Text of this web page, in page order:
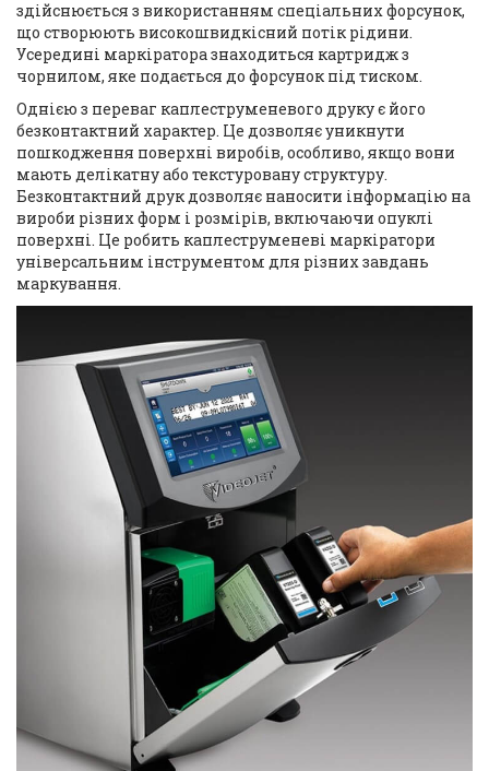
здійснюється з використанням спеціальних форсунок,
що створюють високошвидкісний потік рідини.
Усередині маркіратора знаходиться картридж з
чорнилом, яке подається до форсунок під тиском.
Однією з переваг каплеструменевого друку є його
безконтактний характер. Це дозволяє уникнути
пошкодження поверхні виробів, особливо, якщо вони
мають делікатну або текстуровану структуру.
Безконтактний друк дозволяє наносити інформацію на
вироби різних форм і розмірів, включаючи опуклі
поверхні. Це робить каплеструменеві маркіратори
універсальним інструментом для різних завдань
маркування.